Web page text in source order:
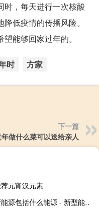
时，每天进行一次核酸
低疫情的传播风险。
能够回家过年的。
时 方家
下一篇
做什么菜可以送给亲人
元宵汉元素
新能源包括什么能源 - 新型能源的种类来源与利用